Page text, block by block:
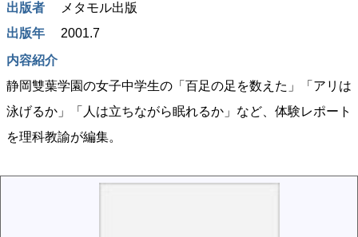
出版者
メタモル出版
出版年
2001.7
内容紹介
静岡雙葉学園の女子中学生の「百足の足を数えた」「アリは
泳げるか」「人は立ちながら眠れるか」など、体験レポート
を理科教諭が編集。